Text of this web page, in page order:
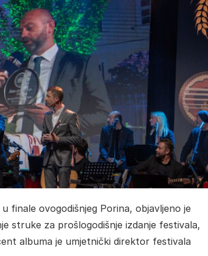
u finale ovogodišnjeg Porina, objavljeno je
struke za prošlogodišnje izdanje festivala,
albuma je umjetnički direktor festivala